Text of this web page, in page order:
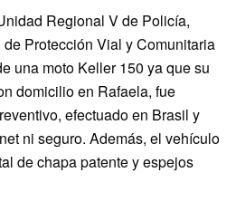
Regional V de Policía,
Protección Vial y Comunitaria
una moto Keller 150 ya que su
domicilio en Rafaela, fue
efectuado en Brasil y
ni seguro. Además, el vehículo
de chapa patente y espejos